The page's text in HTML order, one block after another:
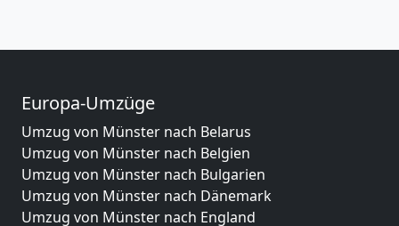
Europa-Umzüge
Umzug von Münster nach Belarus
Umzug von Münster nach Belgien
Umzug von Münster nach Bulgarien
Umzug von Münster nach Dänemark
Umzug von Münster nach England